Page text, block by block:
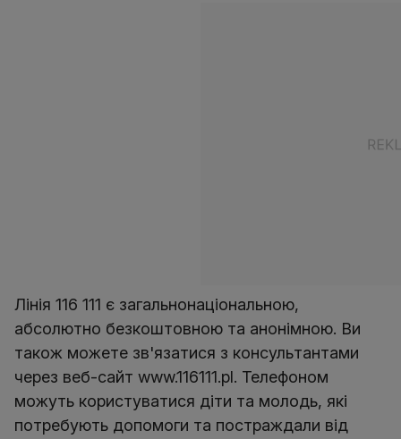
Лінія 116 111 є загальнонаціональною,
абсолютно безкоштовною та анонімною. Ви
також можете зв'язатися з консультантами
через веб-сайт www.116111.pl. Телефоном
можуть користуватися діти та молодь, які
потребують допомоги та постраждали від